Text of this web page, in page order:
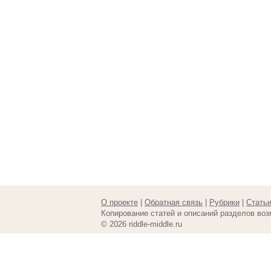
О проекте Обратная связь Рубрики
Статьи
Копирование статей и описаний разделов
© 2026 riddle-middle.ru